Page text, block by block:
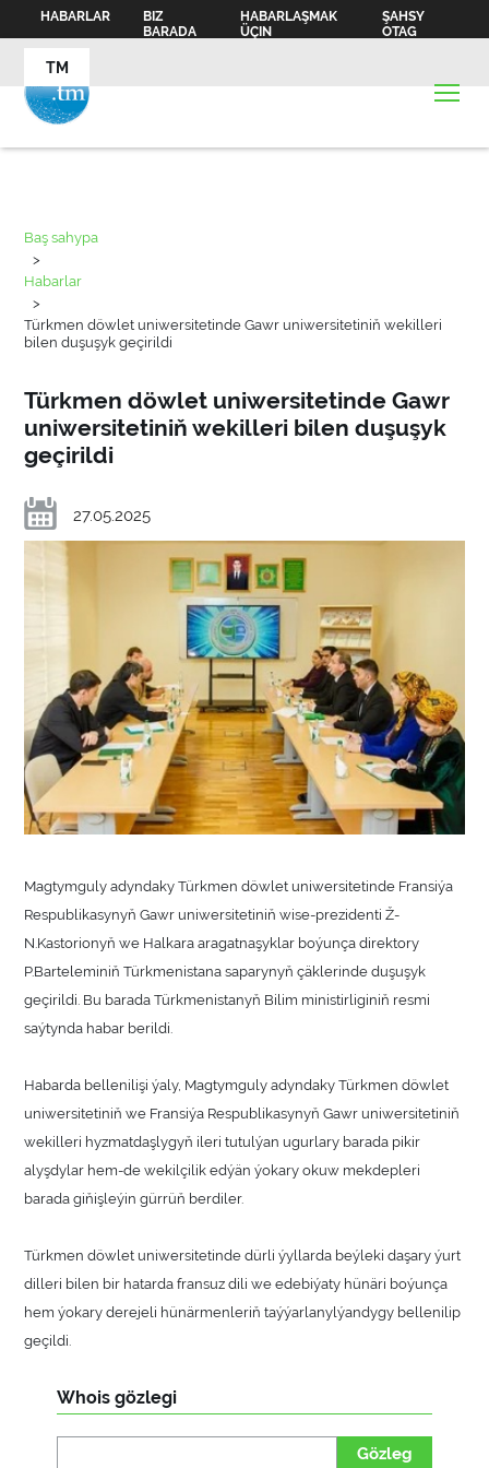
HABARLAR
BIZ
BARADA
HABARLAŞMAK
ÜÇIN
ŞAHSY
OTAG
TM
Baş sahypa
>
Habarlar
>
Türkmen döwlet uniwersitetinde Gawr uniwersitetiniň wekilleri
bilen duşuşyk geçirildi
Türkmen döwlet uniwersitetinde Gawr
uniwersitetiniň wekilleri bilen duşuşyk
geçirildi
27.05.2025
Magtymguly adyndaky Türkmen döwlet uniwersitetinde Fransiýa
Respublikasynyň Gawr uniwersitetiniň wise-prezidenti Ž-
N.Kastorionyň we Halkara aragatnaşyklar boýunça direktory
P.Barteleminiň Türkmenistana saparynyň çäklerinde duşuşyk
geçirildi. Bu barada Türkmenistanyň Bilim ministirliginiň resmi
saýtynda habar berildi.
Habarda bellenilişi ýaly, Magtymguly adyndaky Türkmen döwlet
uniwersitetiniň we Fransiýa Respublikasynyň Gawr uniwersitetiniň
wekilleri hyzmatdaşlygyň ileri tutulýan ugurlary barada pikir
alyşdylar hem-de wekilçilik edýän ýokary okuw mekdepleri
barada giňişleýin gürrüň berdiler.
Türkmen döwlet uniwersitetinde dürli ýyllarda beýleki daşary ýurt
dilleri bilen bir hatarda fransuz dili we edebiýaty hünäri boýunça
hem ýokary derejeli hünärmenleriň taýýarlanylýandygy bellenilip
geçildi.
Whois gözlegi
Gözleg